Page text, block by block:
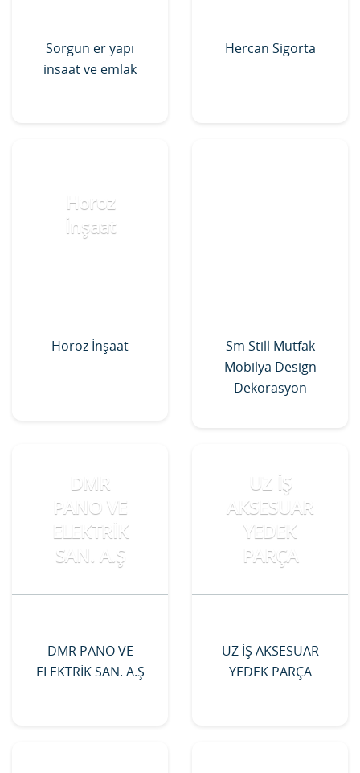
Sorgun er yapı
insaat ve emlak
Hercan Sigorta
Horoz
İnşaat
Horoz İnşaat
Sm Still Mutfak
Mobilya Design
Dekorasyon
DMR
PANO VE
ELEKTRİK
SAN. A.Ş
DMR PANO VE
ELEKTRİK SAN. A.Ş
UZ İŞ
AKSESUAR
YEDEK
PARÇA
UZ İŞ AKSESUAR
YEDEK PARÇA